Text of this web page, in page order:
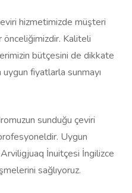
hizmetimizde müşteri
Kaliteli
bütçesini de dikkate
fiyatlarla sunmayı
sunduğu çeviri
Uygun
İnuitçesi İngilizce
sağlıyoruz.